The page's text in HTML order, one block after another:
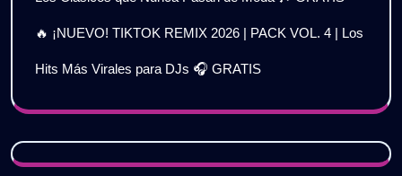
🔥 ¡NUEVO! TIKTOK REMIX 2026 | PACK VOL. 4 | Los
Hits Más Virales para DJs 🎧 GRATIS